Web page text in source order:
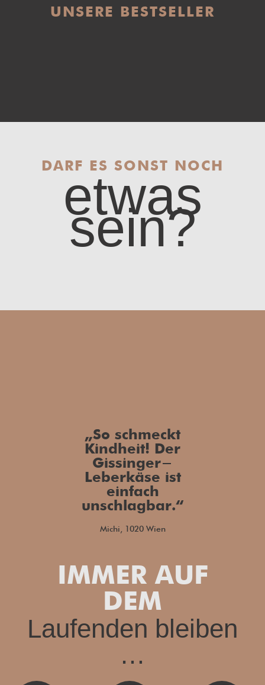
UNSERE BESTSELLER
DARF ES SONST NOCH
etwas
sein?
„So schmeckt
Kindheit! Der
Gissinger-
Leberkäse ist
einfach
unschlagbar.“
Michi, 1020 Wien
IMMER AUF
DEM
Laufenden bleiben
…